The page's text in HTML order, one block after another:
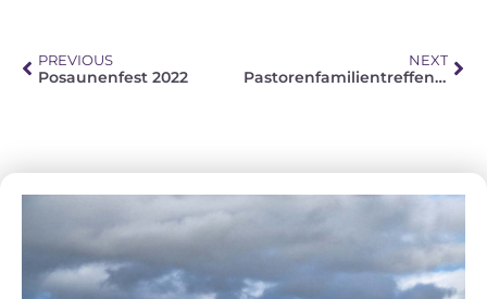
PREVIOUS
Posaunenfest 2022
NEXT
Pastorenfamilientreffen 2022